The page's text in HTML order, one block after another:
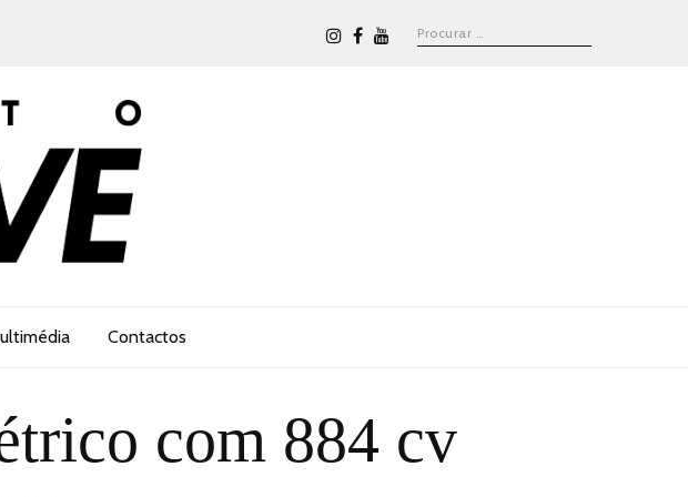
Contactos
com 884 cv